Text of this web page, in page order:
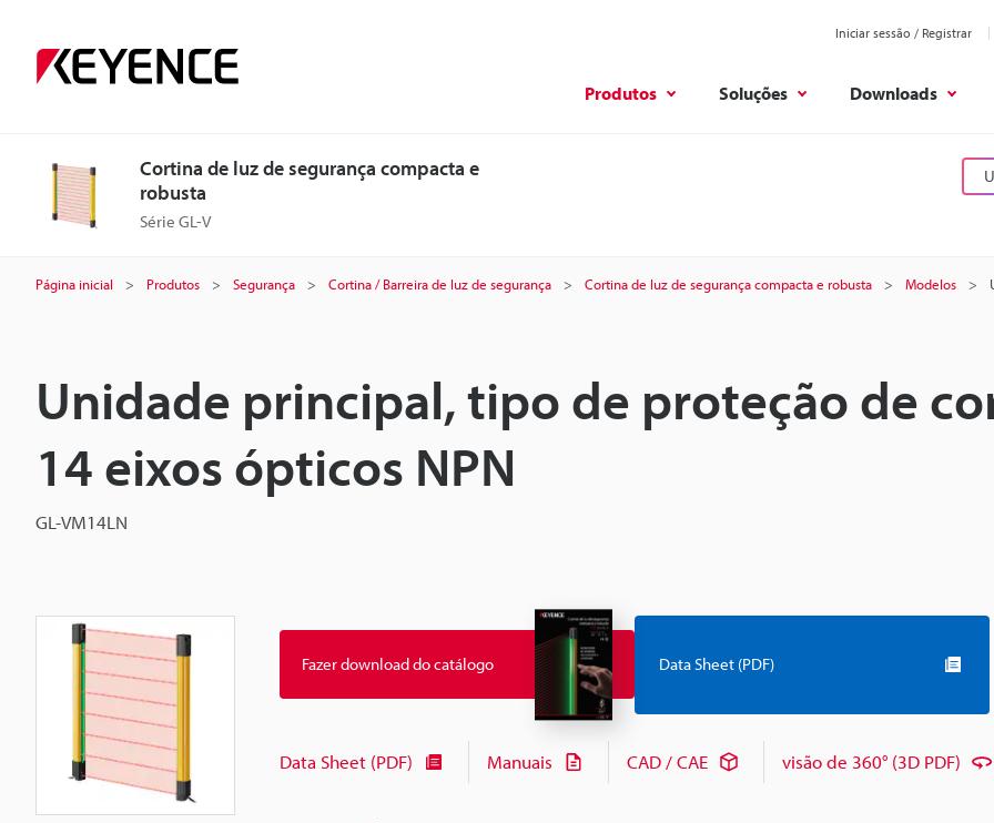
Iniciar sessão / Registrar
Produtos Soluções Downloads
Cortina de luz de segurança compacta e
robusta
Série GL-V
Página inicial Produtos Segurança Cortina / Barreira de luz de segurança Cortina de luz de segurança compacta e robusta Modelos
Unidade principal, tipo de proteção de
14 eixos ópticos NPN
GL-VM14LN
Fazer download do catálogo Data Sheet (PDF)
Data Sheet (PDF) Manuais CAD / CAE visão de 360° (3D PDF)